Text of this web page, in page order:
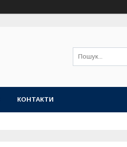
КОНТАКТИ